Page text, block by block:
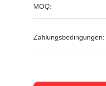
MOQ:
Zahlungsbedingungen: